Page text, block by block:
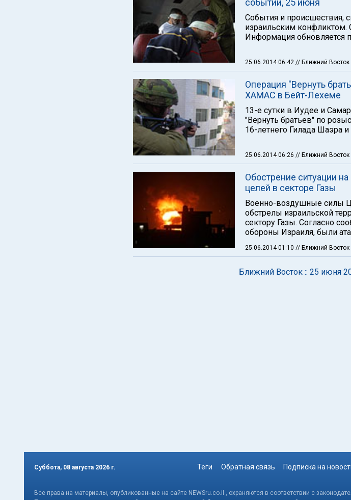
событий, 25 июня
События и происшествия,
израильским конфликтом.
Информация обновляется
25.06.2014 06:42 // Ближний Восток
Операция "Вернуть
ХАМАС в Бейт-Лехеме
13-е сутки в Иудее и
"Вернуть братьев" по
16-летнего Гилада Шаэра
25.06.2014 06:26 // Ближний Восток
Обострение ситуации
целей в секторе Газы
Военно-воздушные силы
обстрелы израильской
сектору Газы. Согласно
обороны Израиля, были
25.06.2014 01:10 // Ближний Восток
Ближний Восток :: 25 июня
Суббота, 08 августа 2026 г. Теги Обратная связь Подписка на
Все права на материалы, опубликованные на сайте NEWSru.co.il , охраняются в соответствии с